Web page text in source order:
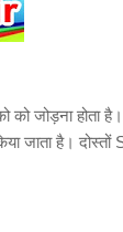
होता है।
है। दोस्तों